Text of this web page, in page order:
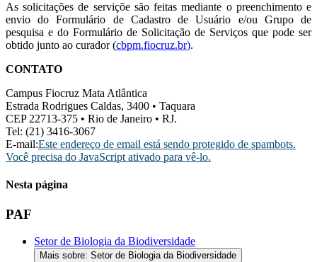
As solicitações de serviçõe são feitas mediante o preenchimento e
envio do Formulário de Cadastro de Usuário e/ou Grupo de
pesquisa e do Formulário de Solicitação de Serviços que pode ser
obtido junto ao curador (cbpm.fiocruz.br).
CONTATO
Campus Fiocruz Mata Atlântica
Estrada Rodrigues Caldas, 3400 • Taquara
CEP 22713-375 • Rio de Janeiro • RJ.
Tel: (21) 3416-3067
E-mail:Este endereço de email está sendo protegido de spambots.
Você precisa do JavaScript ativado para vê-lo.
Nesta página
PAF
Setor de Biologia da Biodiversidade
Mais sobre: Setor de Biologia da Biodiversidade